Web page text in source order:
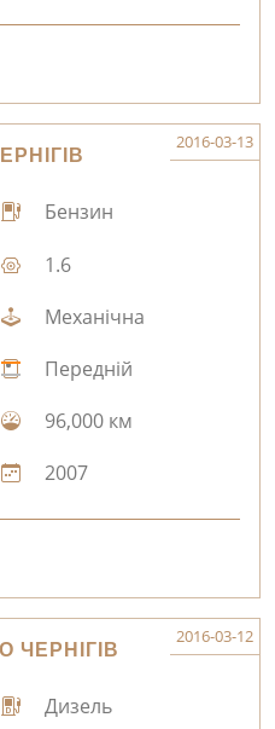
2016-03-13
Бензин
1.6
Механічна
Передній
96,000 км
2007
ЧЕРНІГІВ
2016-03-12
Дизель